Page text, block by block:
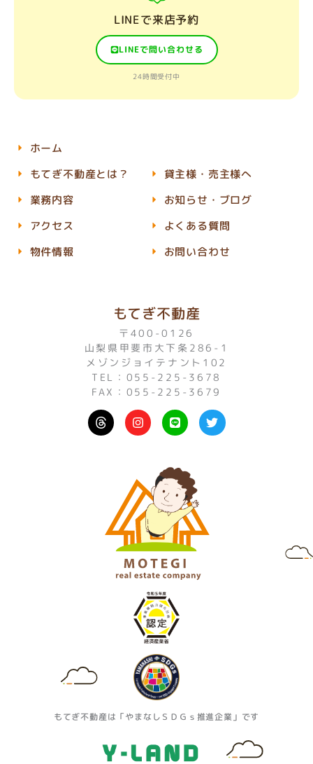
LINEで来店予約
LINEで問い合わせる
24時間受付中
もてぎ不動産
〒400-0126
山梨県甲斐市大下条286-1
メゾンジョイテナント102
TEL：055-225-3678
FAX：055-225-3679
I
n
s
r
a
m
L
i
n
T
w
i
もてぎ不動産は「やまなしＳＤＧｓ推進企業」です
ホーム
もてぎ不動産とは？
業務内容
アクセス
物件情報
貸主様・売主様へ
お知らせ・ブログ
よくある質問
お問い合わせ